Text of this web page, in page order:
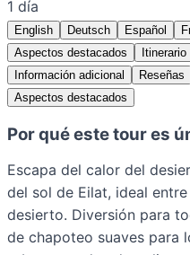
1 día
English Deutsch Español
Aspectos destacados
Itinerario
Información adicional
Reseñas
Aspectos destacados
Por qué este tour es
Escapa del calor del
del sol de Eilat, ideal
desierto. Diversión para
de chapoteo suaves para